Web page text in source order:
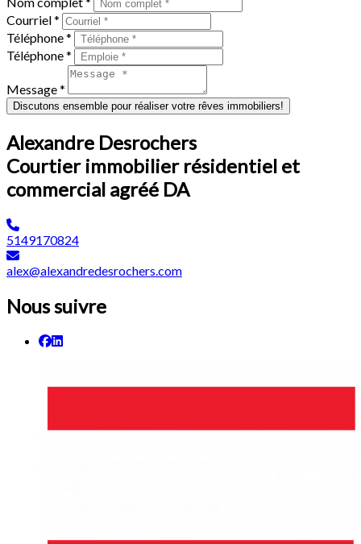
Courriel *
Téléphone *
Téléphone *
Message *
Discutons ensemble pour réaliser votre rêves immobiliers!
Alexandre Desrochers
Courtier immobilier résidentiel et
commercial agréé DA
5149170824
alex@alexandredesrochers.com
Nous suivre